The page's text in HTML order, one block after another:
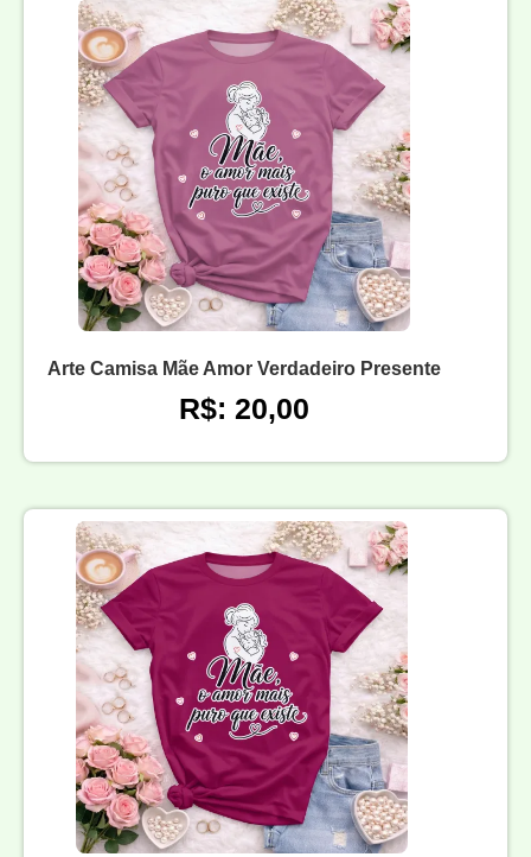
Arte Camisa Mãe Amor Verdadeiro Presente
R$: 20,00